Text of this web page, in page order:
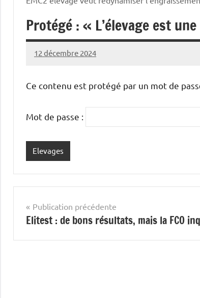
Protégé : « L’élevage est
12 décembre 2024
Thibaut
Ce contenu est protégé par un mot de
Mot de passe :
Elevages
Navigation
de
l’article
Publication précédente
Elitest : de bons résultats, mais la FCO